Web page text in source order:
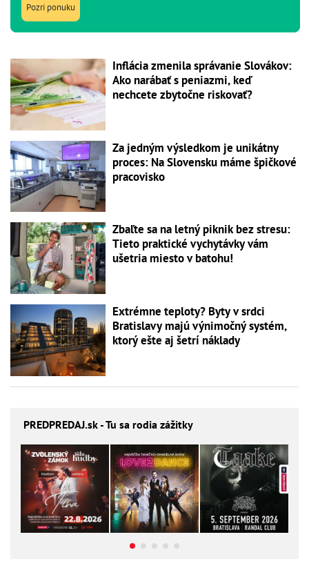
Pozri ponuku
Inflácia zmenila správanie Slovákov:
Ako narábať s peniazmi, keď
nechcete zbytočne riskovať?
Za jedným výsledkom je unikátny
proces: Na Slovensku máme špičkové
pracovisko
Zbaľte sa na letný piknik bez stresu:
Tieto praktické vychytávky vám
ušetria miesto v batohu!
Extrémne teploty? Byty v srdci
Bratislavy majú výnimočný systém,
ktorý ešte aj šetrí náklady
PREDPREDAJ.sk - Tu sa rodia zážitky